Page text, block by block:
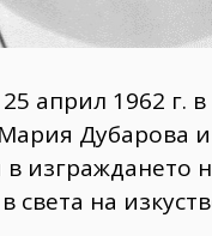
април 1962 г.
Дубарова
изграждането
на